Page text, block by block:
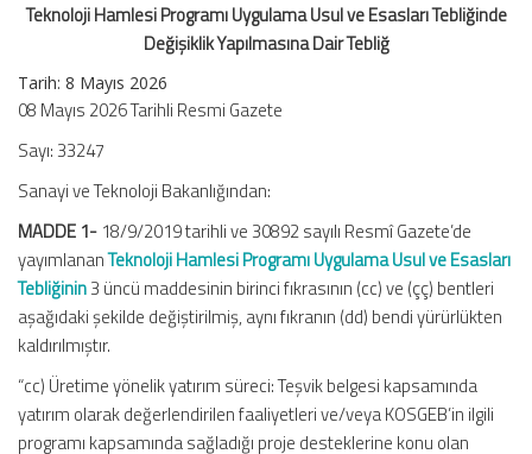
Teknoloji Hamlesi Programı Uygulama Usul ve Esasları Tebliğinde
Değişiklik Yapılmasına Dair Tebliğ
Tarih: 8 Mayıs 2026
08 Mayıs 2026 Tarihli Resmi Gazete
Sayı: 33247
Sanayi ve Teknoloji Bakanlığından:
MADDE 1- 18/9/2019 tarihli ve 30892 sayılı Resmî Gazete’de
yayımlananTeknoloji Hamlesi Programı Uygulama Usul ve Esasları
Tebliğinin3 üncü maddesinin birinci fıkrasının (cc) ve (çç) bentleri
aşağıdaki şekilde değiştirilmiş, aynı fıkranın (dd) bendi yürürlükten
kaldırılmıştır.
“cc) Üretime yönelik yatırım süreci: Teşvik belgesi kapsamında
yatırım olarak değerlendirilen faaliyetleri ve/veya KOSGEB’in ilgili
programı kapsamında sağladığı proje desteklerine konu olan